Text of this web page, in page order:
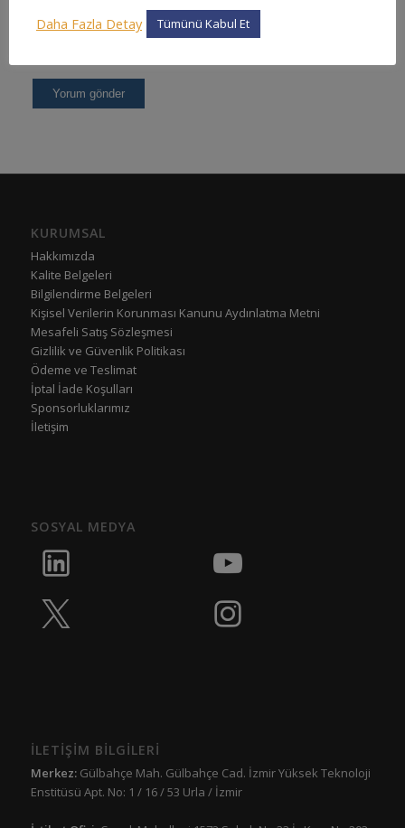
KURUMSAL
Hakkımızda
Kalite Belgeleri
Bilgilendirme Belgeleri
Kişisel Verilerin Korunması Kanunu Aydınlatma Metni
Mesafeli Satış Sözleşmesi
Gizlilik ve Güvenlik Politikası
Ödeme ve Teslimat
İptal İade Koşulları
Sponsorluklarımız
İletişim
SOSYAL MEDYA
İLETİŞİM BİLGİLERİ
Merkez:Gülbahçe Mah. Gülbahçe Cad. İzmir Yüksek Teknoloji
Enstitüsü Apt. No: 1 / 16 / 53 Urla / İzmir
Daha Fazla Detay
Tümünü Kabul Et